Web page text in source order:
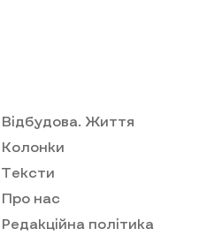
Відбудова. Життя
Колонки
Тексти
Про нас
Редакційна політика